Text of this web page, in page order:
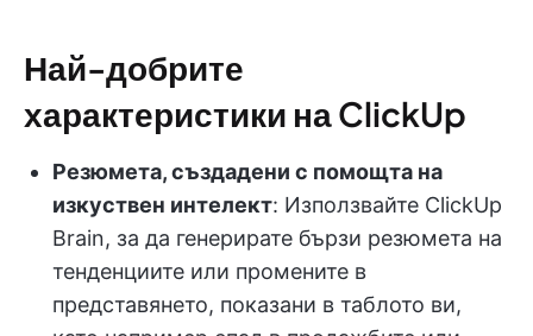
Най-добрите
характеристики на ClickUp
Резюмета, създадени с помощта на
изкуствен интелект: Използвайте ClickUp
Brain, за да генерирате бързи резюмета на
тенденциите или промените в
представянето, показани в таблото ви,